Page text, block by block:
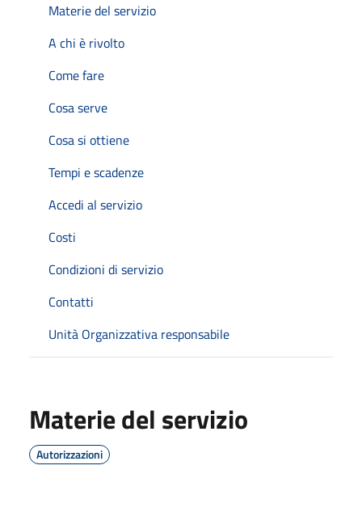
Materie del servizio
A chi è rivolto
Come fare
Cosa serve
Cosa si ottiene
Tempi e scadenze
Accedi al servizio
Costi
Condizioni di servizio
Contatti
Unità Organizzativa responsabile
Materie del servizio
Autorizzazioni